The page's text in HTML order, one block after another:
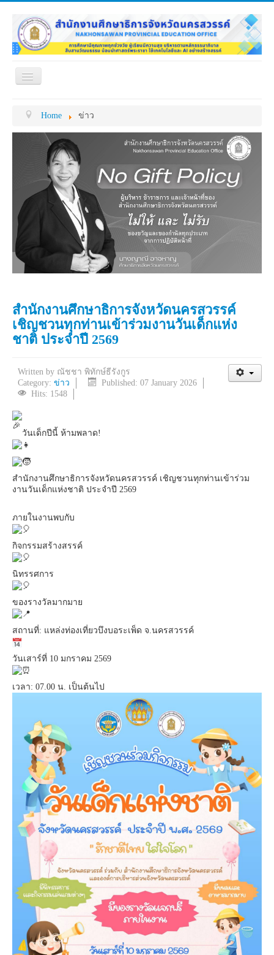
Toggle
หน่วยงานภายใน
ดาวน์โหลด
กระดาน ถาม-ตอบ
ข้อมูลการติดต่อ
Home ข่าว
สำนักงานศึกษาธิการจังหวัดนครสวรรค์
เชิญชวนทุกท่านเข้าร่วมงานวันเด็กแห่ง
ชาติ ประจำปี 2569
Written by ณัชชา พิทักษ์ธีรังกูร
Category: ข่าว
Published: 07 January 2026
Hits: 1548
วันเด็กปีนี้ ห้ามพลาด!
สำนักงานศึกษาธิการจังหวัดนครสวรรค์ เชิญชวนทุกท่านเข้าร่วม
งานวันเด็กแห่งชาติ ประจำปี 2569
ภายในงานพบกับ
กิจกรรมสร้างสรรค์
นิทรรศการ
ของรางวัลมากมาย
สถานที่: แหล่งท่องเที่ยวบึงบอระเพ็ด จ.นครสวรรค์
วันเสาร์ที่ 10 มกราคม 2569
เวลา: 07.00 น. เป็นต้นไป